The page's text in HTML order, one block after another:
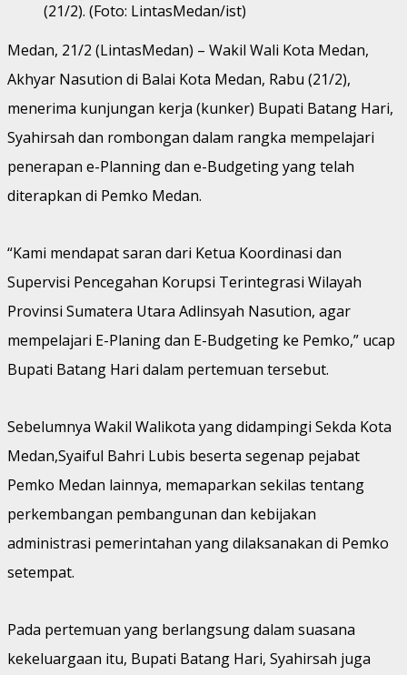
(21/2). (Foto: LintasMedan/ist)
Medan, 21/2 (LintasMedan) – Wakil Wali Kota Medan,
Akhyar Nasution di Balai Kota Medan, Rabu (21/2),
menerima kunjungan kerja (kunker) Bupati Batang Hari,
Syahirsah dan rombongan dalam rangka mempelajari
penerapan e-Planning dan e-Budgeting yang telah
diterapkan di Pemko Medan.
“Kami mendapat saran dari Ketua Koordinasi dan
Supervisi Pencegahan Korupsi Terintegrasi Wilayah
Provinsi Sumatera Utara Adlinsyah Nasution, agar
mempelajari E-Planing dan E-Budgeting ke Pemko,” ucap
Bupati Batang Hari dalam pertemuan tersebut.
Sebelumnya Wakil Walikota yang didampingi Sekda Kota
Medan,Syaiful Bahri Lubis beserta segenap pejabat
Pemko Medan lainnya, memaparkan sekilas tentang
perkembangan pembangunan dan kebijakan
administrasi pemerintahan yang dilaksanakan di Pemko
setempat.
Pada pertemuan yang berlangsung dalam suasana
kekeluargaan itu, Bupati Batang Hari, Syahirsah juga